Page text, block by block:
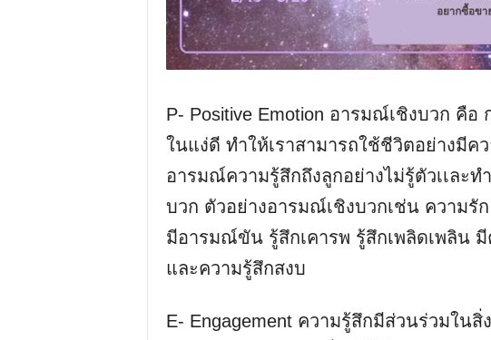
P- Positive Emotion อารมณ์เชิงบวก คื
ในแง่ดี ทำให้เราสามารถใช้ชีวิตอย่างมีค
อารมณ์ความรู้สึกถึงลูกอย่างไม่รู้ตัวเเละท
บวก ตัวอย่างอารมณ์เชิงบวกเช่น ความรั
มีอารมณ์ขัน รู้สึกเคารพ รู้สึกเพลิดเพลิน
และความรู้สึกสงบ
E- Engagement ความรู้สึกมีส่วนร่วมในสิ่